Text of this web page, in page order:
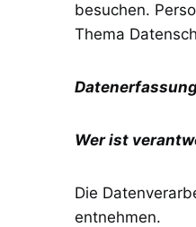
besuchen.
Thema
Wer ist
Die
entnehmen.